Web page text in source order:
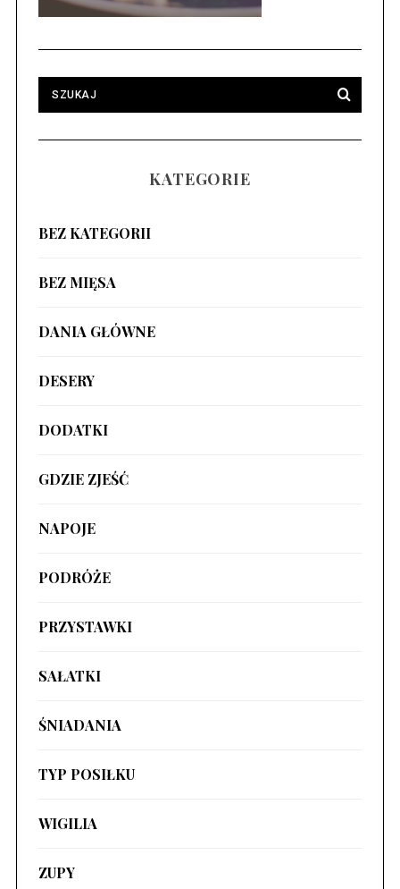
KATEGORIE
BEZ KATEGORII
BEZ MIĘSA
DANIA GŁÓWNE
DESERY
DODATKI
GDZIE ZJEŚĆ
NAPOJE
PODRÓŻE
PRZYSTAWKI
SAŁATKI
ŚNIADANIA
TYP POSIŁKU
WIGILIA
ZUPY